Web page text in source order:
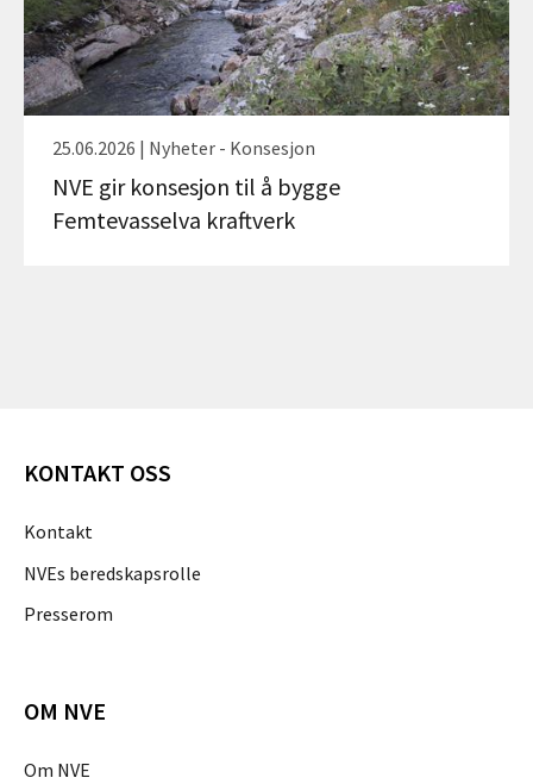
25.06.2026 | Nyheter - Konsesjon
NVE gir konsesjon til å bygge
Femtevasselva kraftverk
KONTAKT OSS
Kontakt
NVEs beredskapsrolle
Presserom
OM NVE
Om NVE